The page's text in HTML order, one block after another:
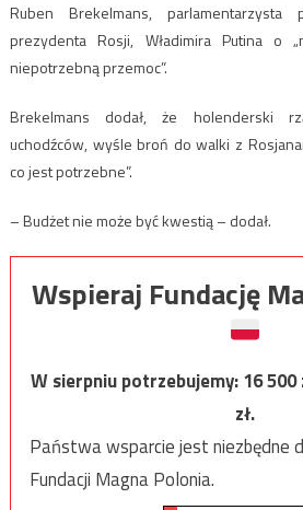
Ruben Brekelmans, parlamentarzysta
prezydenta Rosji, Władimira Putina o
niepotrzebną przemoc”.
Brekelmans dodał, że holenderski
uchodźców, wyśle broń do walki z
co jest potrzebne”.
– Budżet nie może być kwestią – dodał.
Wspieraj Fundację
W sierpniu potrzebujemy:16 500
zł.
Państwa wsparcie jest niezbędne
Fundacji Magna Polonia.